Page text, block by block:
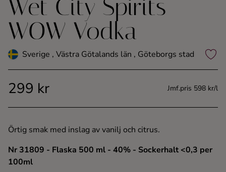
Rom
Shots
Tequila
Wet City Spirits
WOW Vodka
Sverige , Västra Götalands län , Göteborgs stad
299 kr Jmf.pris 598 kr/l
Örtig smak med inslag av vanilj och citrus.
Nr 31809 - Flaska 500 ml - 40% - Sockerhalt <0,3 per
100ml